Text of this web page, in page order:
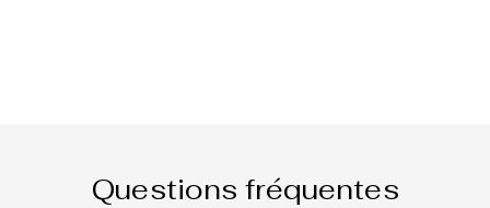
Questions fréquentes